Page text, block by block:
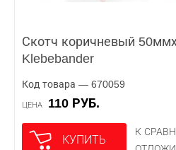
Скотч коричневый
Klebebander
Код товара — 670059
ЦЕНА 110 РУБ.
КУПИТЬ
К